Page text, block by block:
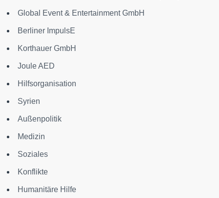
Global Event & Entertainment GmbH
Berliner ImpulsE
Korthauer GmbH
Joule AED
Hilfsorganisation
Syrien
Außenpolitik
Medizin
Soziales
Konflikte
Humanitäre Hilfe